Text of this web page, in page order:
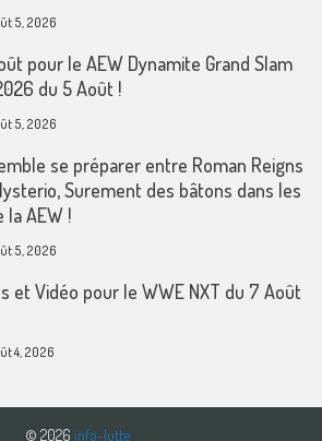
5, 2026
pour le AEW Dynamite Grand Slam
du 5 Août !
5, 2026
se préparer entre Roman Reigns
Surement des bâtons dans les
la AEW !
5, 2026
et Vidéo pour le WWE NXT du 7 Août
4, 2026
© 2026 info-lutte